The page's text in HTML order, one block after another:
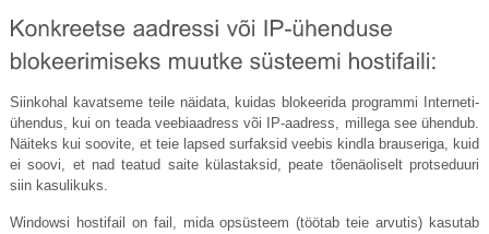
Siinkohal kavatseme teile näidata, kuidas blokeerida programmi Interneti-
ühendus, kui on teada veebiaadress või IP-aadress, millega see ühendub.
Näiteks kui soovite, et teie lapsed surfaksid veebis kindla brauseriga, kuid
ei soovi, et nad teatud saite külastaksid, peate tõenäoliselt protseduuri
siin kasulikuks.
Windowsi hostifail on fail, mida opsüsteem (töötab teie arvutis) kasutab